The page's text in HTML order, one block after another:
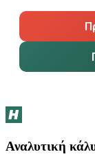
Αναλυτική